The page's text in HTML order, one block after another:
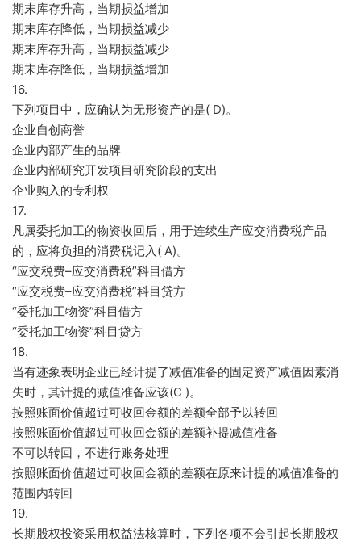
期末库存升高，当期损益增加
期末库存降低，当期损益减少
期末库存升高，当期损益减少
期末库存降低，当期损益增加
16.
下列项目中，应确认为无形资产的是( D)。
企业自创商誉
企业内部产生的品牌
企业内部研究开发项目研究阶段的支出
企业购入的专利权
17.
凡属委托加工的物资收回后，用于连续生产应交消费税产品
的，应将负担的消费税记入( A)。
“应交税费–应交消费税”科目借方
“应交税费–应交消费税”科目贷方
“委托加工物资”科目借方
“委托加工物资”科目贷方
18.
当有迹象表明企业已经计提了减值准备的固定资产减值因素消
失时，其计提的减值准备应该(C )。
按照账面价值超过可收回金额的差额全部予以转回
按照账面价值超过可收回金额的差额补提减值准备
不可以转回，不进行账务处理
按照账面价值超过可收回金额的差额在原来计提的减值准备的
范围内转回
19.
长期股权投资采用权益法核算时，下列各项不会引起长期股权